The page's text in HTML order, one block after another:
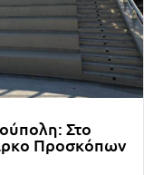
Στο
Προσκόπων